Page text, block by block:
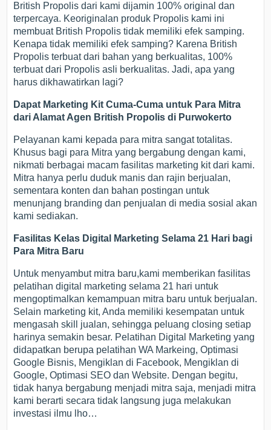
British Propolis dari kami dijamin 100% original dan
terpercaya. Keoriginalan produk Propolis kami ini
membuat British Propolis tidak memiliki efek samping.
Kenapa tidak memiliki efek samping? Karena British
Propolis terbuat dari bahan yang berkualitas, 100%
terbuat dari Propolis asli berkualitas. Jadi, apa yang
harus dikhawatirkan lagi?
Dapat Marketing Kit Cuma-Cuma untuk Para Mitra
dari Alamat Agen British Propolis di Purwokerto
Pelayanan kami kepada para mitra sangat totalitas.
Khusus bagi para Mitra yang bergabung dengan kami,
nikmati berbagai macam fasilitas marketing kit dari kami.
Mitra hanya perlu duduk manis dan rajin berjualan,
sementara konten dan bahan postingan untuk
menunjang branding dan penjualan di media sosial akan
kami sediakan.
Fasilitas Kelas Digital Marketing Selama 21 Hari bagi
Para Mitra Baru
Untuk menyambut mitra baru,kami memberikan fasilitas
pelatihan digital marketing selama 21 hari untuk
mengoptimalkan kemampuan mitra baru untuk berjualan.
Selain marketing kit, Anda memiliki kesempatan untuk
mengasah skill jualan, sehingga peluang closing setiap
harinya semakin besar. Pelatihan Digital Marketing yang
didapatkan berupa pelatihan WA Markeing, Optimasi
Google Bisnis, Mengiklan di Facebook, Mengiklan di
Google, Optimasi SEO dan Website. Dengan begitu,
tidak hanya bergabung menjadi mitra saja, menjadi mitra
kami berarti secara tidak langsung juga melakukan
investasi ilmu lho…